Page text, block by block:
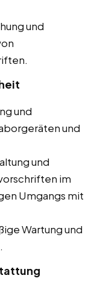
und
und
und
und
im
Umgangs mit
Wartung und